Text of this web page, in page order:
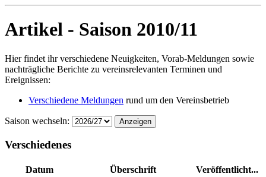
Artikel - Saison 2010/11
Hier findet ihr verschiedene Neuigkeiten, Vorab-Meldungen sowie
nachträgliche Berichte zu vereinsrelevanten Terminen und
Ereignissen:
Verschiedene Meldungen rund um den Vereinsbetrieb
Saison wechseln: Anzeigen
Verschiedenes
Datum Überschrift
Veröffentlicht...